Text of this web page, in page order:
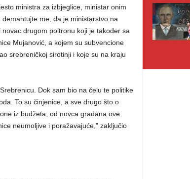
ministra za izbjeglice, ministar onim
me, da je ministarstvo na
drugom poltronu koji je također sa
Mujanović, a kojem su subvencione
srebreničkoj sirotinji i koje su na kraju
Dok sam bio na čelu te politike
To su činjenice, a sve drugo što o
iz budžeta, od novca građana ove
neumoljive i poražavajuće,” zaključio